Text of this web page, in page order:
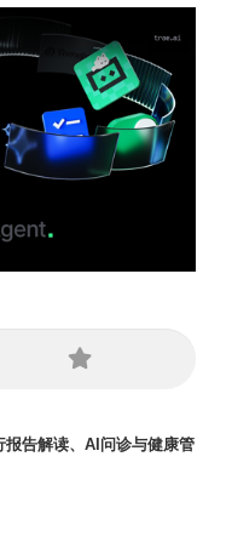
告解读、AI问诊与健康管